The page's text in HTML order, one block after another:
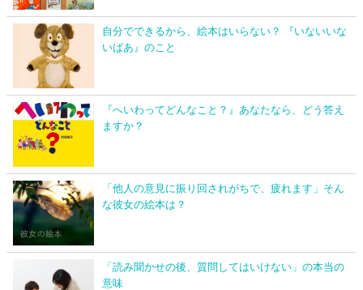
自分でできるから、絵本はいらない？ 『いないいな
いばあ』のこと
『へいわってどんなこと？』あなたなら、どう答え
ますか？
「他人の意見に振り回されがちで、疲れます」そん
な彼女の絵本は？
「読み聞かせの後、質問してはいけない」の本当の
意味